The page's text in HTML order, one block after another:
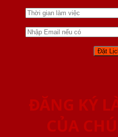
ĐĂNG KÝ
CỦA